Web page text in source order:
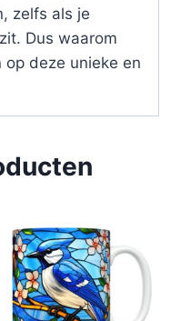
zelfs als je
Dus waarom
deze unieke en